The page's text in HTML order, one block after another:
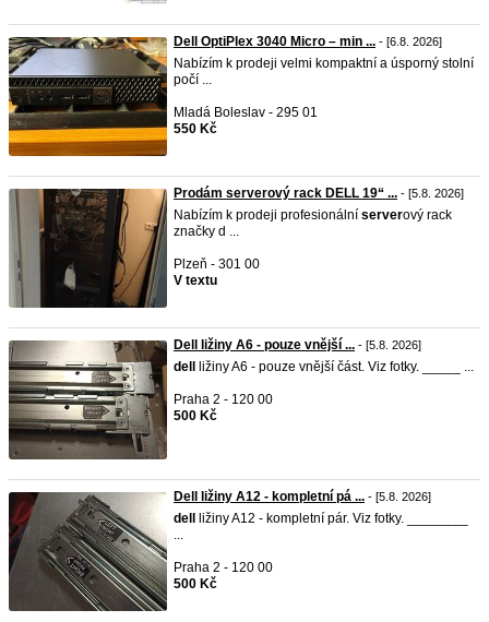
Dell OptiPlex 3040 Micro – min ... - [6.8. 2026]
Nabízím k prodeji velmi kompaktní a úsporný stolní
počí ...
Mladá Boleslav - 295 01
550 Kč
Prodám serverový rack DELL 19“ ... - [5.8. 2026]
Nabízím k prodeji profesionální serverový rack
značky d ...
Plzeň - 301 00
V textu
Dell ližiny A6 - pouze vnější ... - [5.8. 2026]
dell ližiny A6 - pouze vnější část. Viz fotky. _____ ...
Praha 2 - 120 00
500 Kč
Dell ližiny A12 - kompletní pá ... - [5.8. 2026]
dell
ližiny A12 - kompletní pár. Viz fotky. ________
...
Praha 2 - 120 00
500 Kč